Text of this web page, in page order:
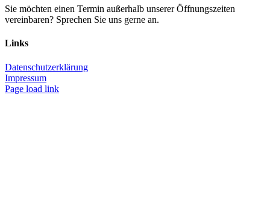
Sie möchten einen Termin außerhalb unserer Öffnungszeiten
vereinbaren? Sprechen Sie uns gerne an.
Links
Datenschutzerklärung
Impressum
Page load link